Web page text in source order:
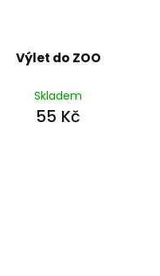
Výlet do ZOO
Skladem
55 Kč